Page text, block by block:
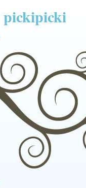
pickipicki